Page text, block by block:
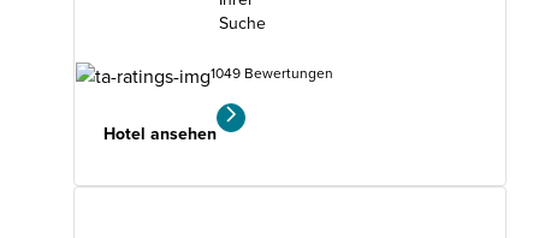
Suche
1049 Bewertungen
Hotel ansehen